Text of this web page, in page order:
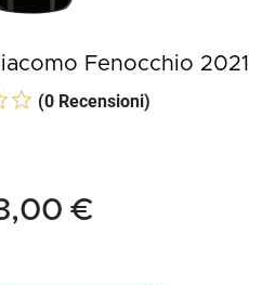
Fenocchio 2021
(0 Recensioni)
€